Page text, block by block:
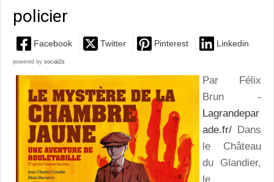
policier
Facebook Twitter Pinterest Linkedin
powered by social2s
Par Félix
Brun -
Lagrandepar
ade.fr/ Dans
le Château
du Glandier,
le